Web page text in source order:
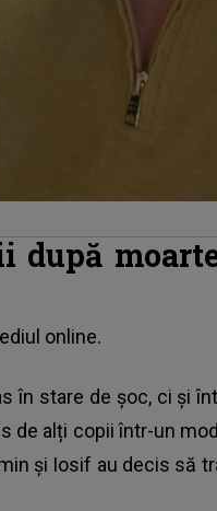
după
online.
în stare de șoc, ci și
de alți copii într-un
și Iosif au decis să